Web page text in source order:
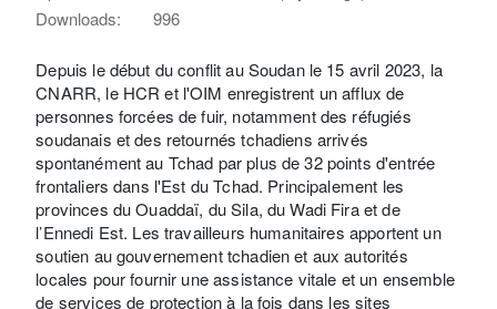
Downloads:
996
Depuis le début du conflit au Soudan le 15 avril 2023, la
CNARR, le HCR et l'OIM enregistrent un afflux de
personnes forcées de fuir, notamment des réfugiés
soudanais et des retournés tchadiens arrivés
spontanément au Tchad par plus de 32 points d'entrée
frontaliers dans l'Est du Tchad. Principalement les
provinces du Ouaddaï, du Sila, du Wadi Fira et de
l’Ennedi Est. Les travailleurs humanitaires apportent un
soutien au gouvernement tchadien et aux autorités
locales pour fournir une assistance vitale et un ensemble
de services de protection à la fois dans les sites